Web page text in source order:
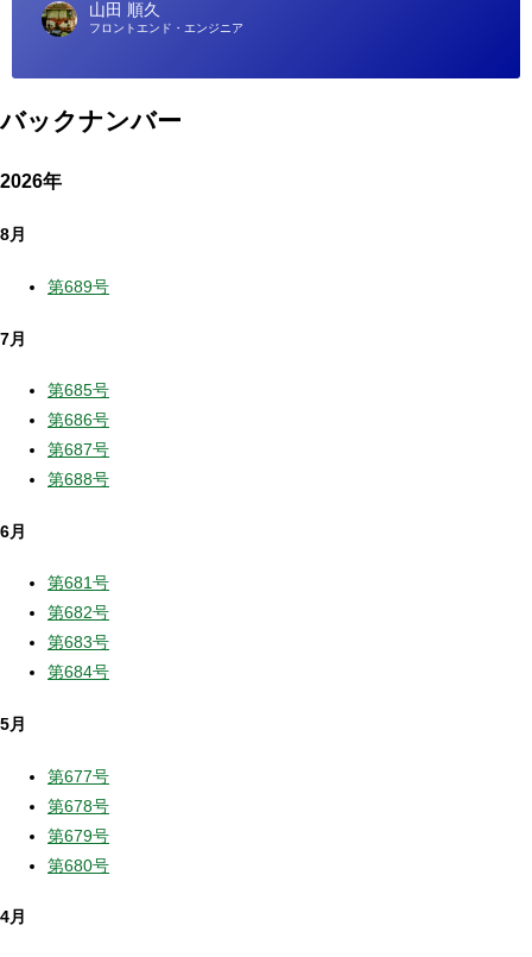
山田 順久
フロントエンド・エンジニア
バックナンバー
2026年
8月
第689号
7月
第685号
第686号
第687号
第688号
6月
第681号
第682号
第683号
第684号
5月
第677号
第678号
第679号
第680号
4月